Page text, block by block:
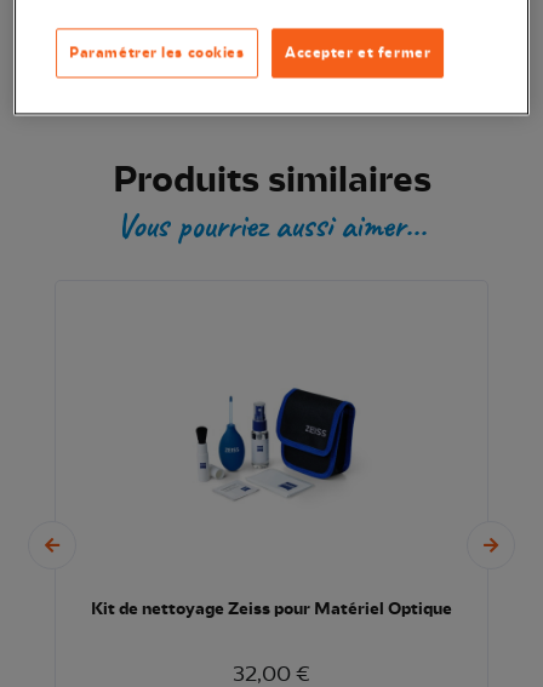
Produits similaires
Vous pourriez aussi aimer...
Kit de nettoyage Zeiss pour Matériel Optique
32,00 €
Accepter et fermer
Paramétrer les cookies